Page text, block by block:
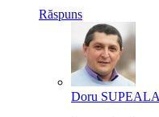
Răspuns
Doru SUPEALA